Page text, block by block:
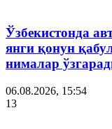
Ўзбекистонда
янги қонун
нималар
06.08.2026, 15:54
13